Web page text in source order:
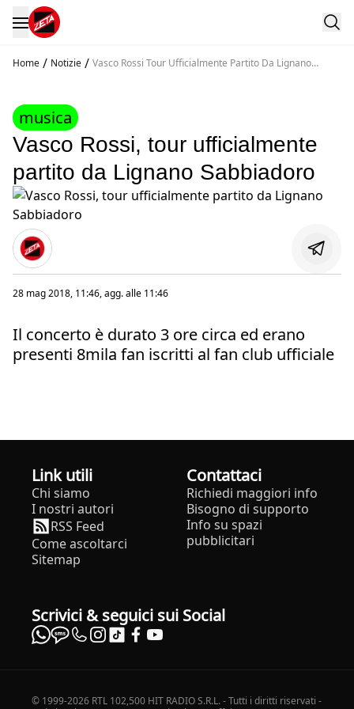
Home / Notizie / Vasco Rossi Tour Ufficialmente Partito Da Lignano
musica
Vasco Rossi, tour ufficialmente
partito da Lignano Sabbiadoro
28 mag 2018, 11:46, agg. alle 11:46
Il concerto è durato 3 ore circa ed erano
presenti 8mila fan iscritti al fan club ufficiale
Link utili
Chi siamo
I nostri autori
RSS Feed
Come ascoltarci
Sitemap
Contattaci
Richiedi maggiori info
Bisogno di supporto
Info su spazi
pubblicitari
Scrivici & seguici sui Social
© 1999-2026 RTL 102,500 HIT RADIO S.R.L. - Tutti i diritti riservati -